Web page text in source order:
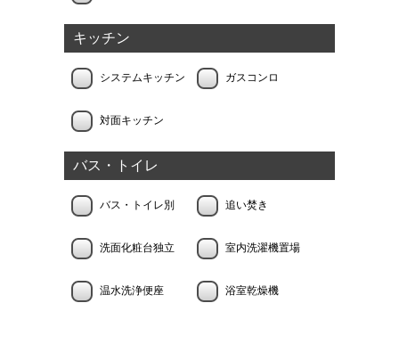
キッチン
システムキッチン ガスコンロ
対面キッチン
バス・トイレ
バス・トイレ別 追い焚き
洗面化粧台独立 室内洗濯機置場
温水洗浄便座 浴室乾燥機